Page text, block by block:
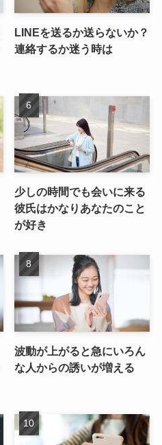
LINEを送るか送らないか？
連絡するか迷う時は
少しの時間でも会いに来る
彼氏はかなりあなたのこと
が好き
波動が上がると急にいろん
な人からの誘いが増える